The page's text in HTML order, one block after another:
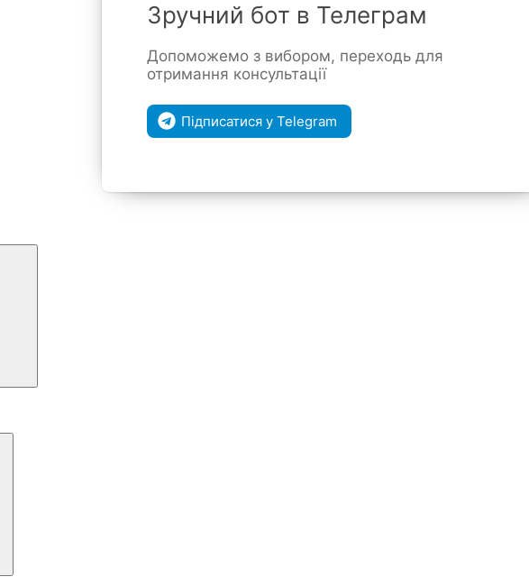
Зручний бот в Телеграм
Допоможемо з вибором, переходь для
отримання консультації
Підписатися у Telegram